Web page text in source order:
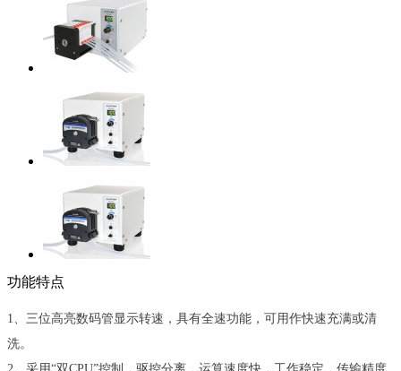
功能特点
1、 三位高亮数码管显示转速，具有全速功能，可用作快速充满或清
洗。